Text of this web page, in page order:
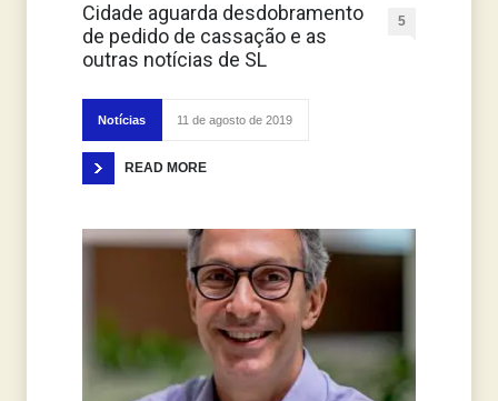
Cidade aguarda desdobramento
de pedido de cassação e as
outras notícias de SL
5
Notícias 11 de agosto de 2019
READ MORE